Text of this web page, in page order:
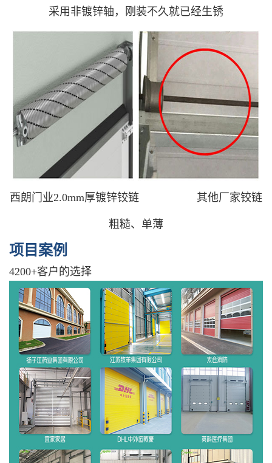
采用非镀锌轴，刚装不久就已经生锈
西朗门业2.0mm厚镀锌铰链 其他厂家铰链
粗糙、单薄
项目案例
4200+客户的选择